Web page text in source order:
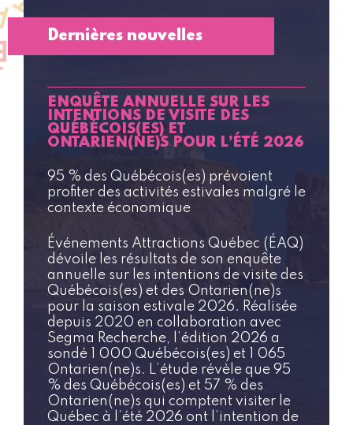
Dernières nouvelles
ENQUÊTE ANNUELLE SUR LES
INTENTIONS DE VISITE DES
QUÉBÉCOIS(ES) ET
ONTARIEN(NE)S POUR L’ÉTÉ 2026
95 % des Québécois(es) prévoient
profiter des activités estivales malgré le
contexte économique
Événements Attractions Québec (ÉAQ)
dévoile les résultats de son enquête
annuelle sur les intentions de visite des
Québécois(es) et des Ontarien(ne)s
pour la saison estivale 2026. Réalisée
depuis 2020 en collaboration avec
Segma Recherche, l’édition 2026 a
sondé 1 000 Québécois(es) et 1 065
Ontarien(ne)s. L’étude révèle que 95
% des Québécois(es) et 57 % des
Ontarien(ne)s qui comptent visiter le
Québec à l’été 2026 ont l’intention de